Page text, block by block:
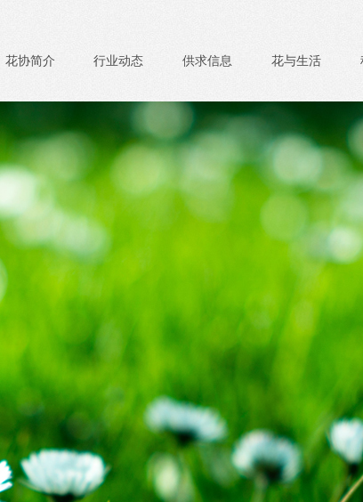
美好生活 创造新未
A Better Life, a new future
花协简介 行业动态 供求信息 花与生活